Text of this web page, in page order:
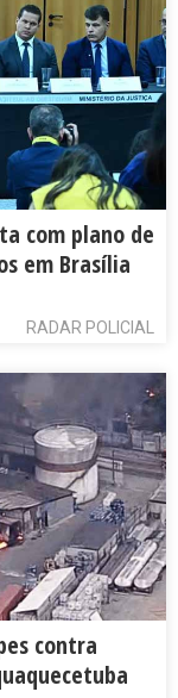
com plano de
em Brasília
RADAR POLICIAL
contra